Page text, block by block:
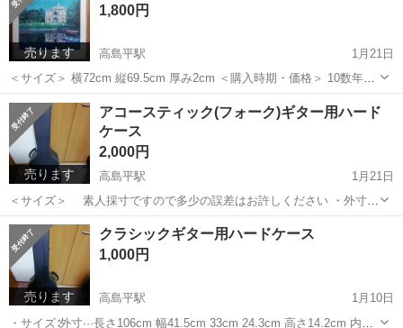
売ります
1,800円
高島平駅
1月21日
＜サイズ＞ 横72cm 縦69.5cm 厚み2cm ＜購入時期・価格＞ 10数年前
で15000円前後で購入したと思います。 ＜概要＞ 著名なヒロヤマガタ
の額付きポスターで、部屋を明るく、落ち着いた和やかな雰...
東京 板橋区 インテリア雑貨/小物 ポスター
売ります
アコースティック(フォーク)ギター用ハード
ケース
2,000円
高島平駅
1月21日
＜サイズ＞ 素人採寸ですので多少の誤差はお許しください ・外寸
全長105.5cm 横上14.3cm 横下40cm 深さ16cm ・内寸 全長
102cm 横上11cm 横下18cm 深さ12.3cm＋蓋部分2.5cm ...
東京 板橋区 高島平駅 弦楽器、ギター
売ります
クラシックギター用ハードケース
1,000円
高島平駅
1月10日
・サイズ∶外寸···長さ106cm 幅41.5cm 33cm 24.3cm 高さ14.2cm 内寸